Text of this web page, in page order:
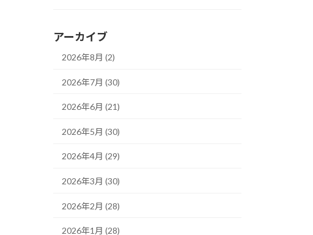
アーカイブ
2026年8月 (2)
2026年7月 (30)
2026年6月 (21)
2026年5月 (30)
2026年4月 (29)
2026年3月 (30)
2026年2月 (28)
2026年1月 (28)